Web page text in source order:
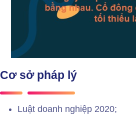
Cơ sở pháp lý
Luật doanh nghiệp 2020;